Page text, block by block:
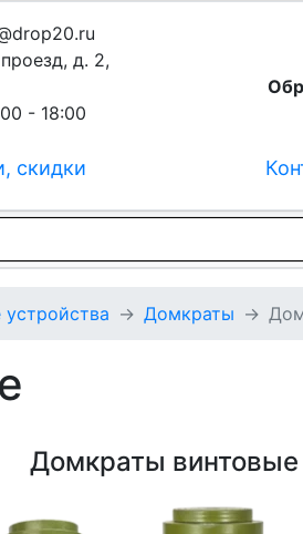
д. 2,
- 18:00
скидки
Домкраты
Домкраты винтовые